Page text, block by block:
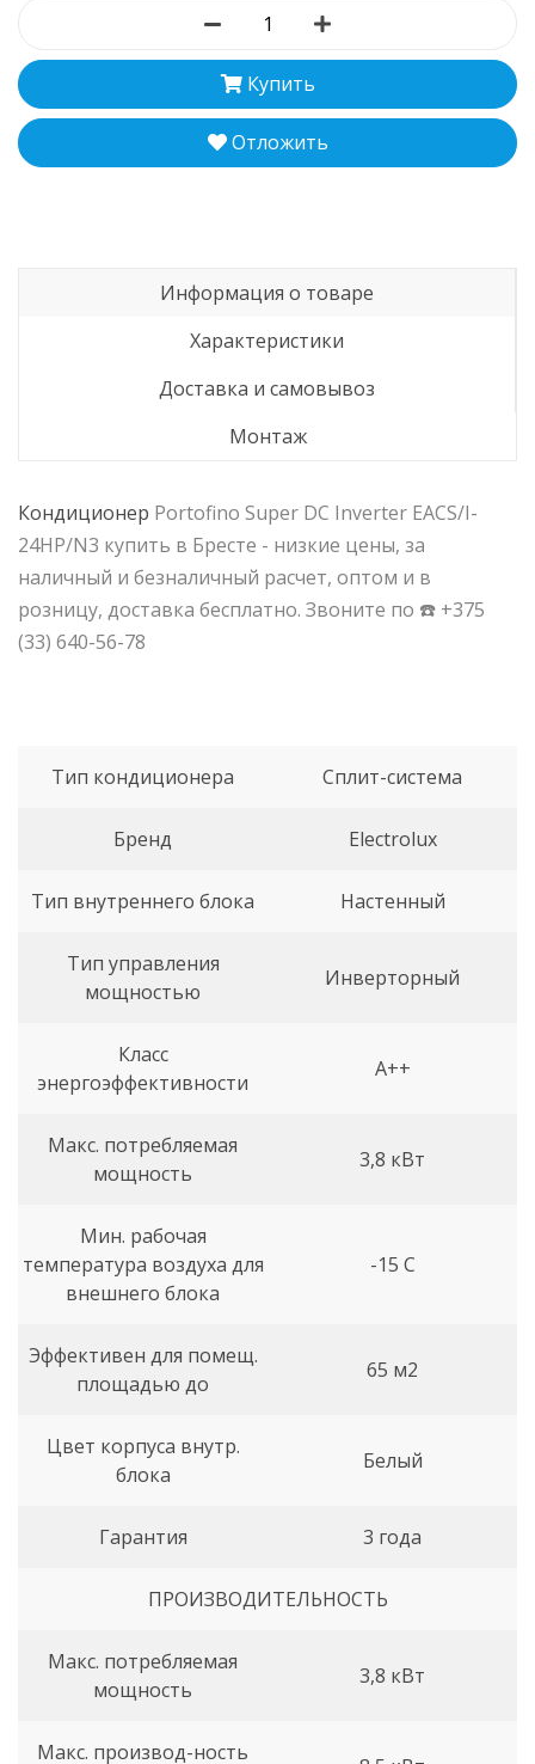
Купить
Отложить
Информация о товаре
Характеристики
Доставка и самовывоз
Монтаж
Кондиционер Portofino Super DC Inverter EACS/I-
24HP/N3 купить в Бресте - низкие цены, за
наличный и безналичный расчет, оптом и в
розницу, доставка бесплатно. Звоните по ☎️ +375
(33) 640-56-78
Тип кондиционера Сплит-система
Бренд Electrolux
Тип внутреннего блока Настенный
Тип управления
мощностью
Инверторный
Класс
энергоэффективности
А++
Макс. потребляемая
мощность
3,8 кВт
Мин. рабочая
температура воздуха для
внешнего блока
-15 С
Эффективен для помещ.
площадью до
65 м2
Цвет корпуса внутр.
блока
Белый
Гарантия 3 года
ПРОИЗВОДИТЕЛЬНОСТЬ
Макс. потребляемая
мощность
3,8 кВт
Макс. производ-ность